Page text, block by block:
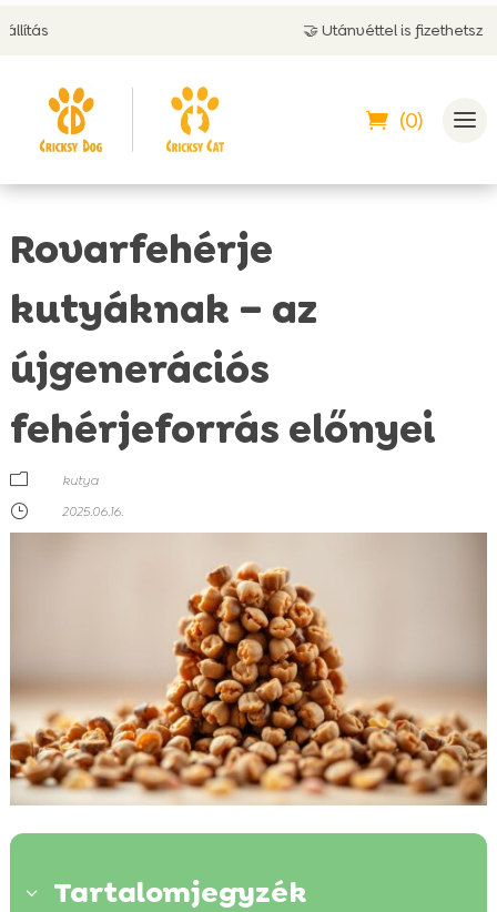
🤝 Utánvéttel is fizethetsz
(0)
Rovarfehérje
kutyáknak – az
újgenerációs
fehérjeforrás előnyei
m
kutya
}
2025.06.16.
3 Tartalomjegyzék